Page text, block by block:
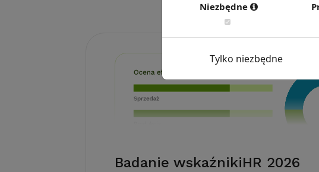
Badanie wskaźnikiHR 2026
Niezbędne
Tylko niezbędne